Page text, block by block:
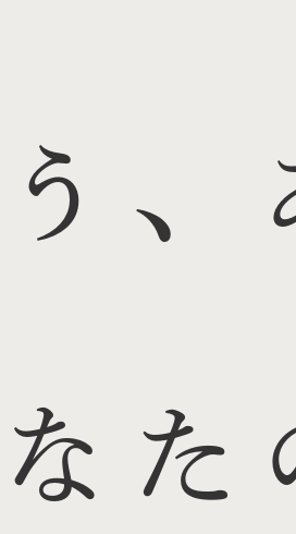
う、
なた